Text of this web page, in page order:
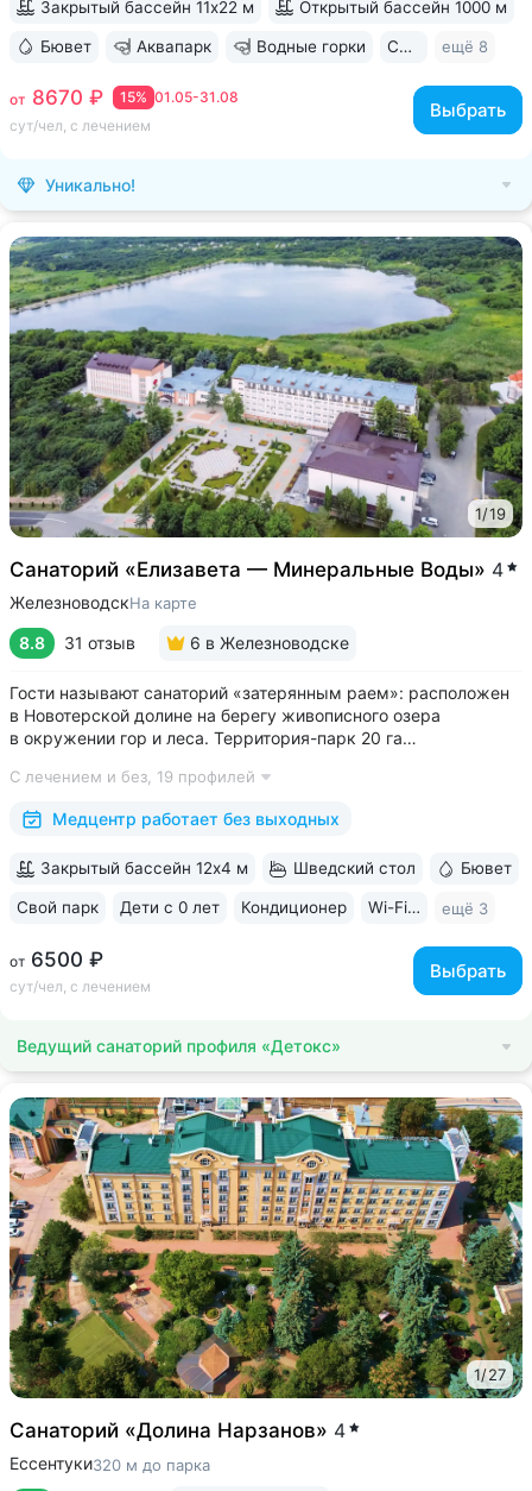
01.05-31.08
15%
от 8670 ₽
сут/чел, с лечением
Выбрать
Закрытый бассейн 11х22 м Открытый бассейн 1000 м
Бювет Аквапарк Водные горки Свой парк ещё 8
Уникально!
1/19
Cанаторий «Елизавета — Минеральные Воды» 4
ЖелезноводскНа карте
8.8 31 отзыв 6 в Железноводске
Гости называют санаторий «затерянным раем»: расположен
в Новотерской долине на берегу живописного озера
в окружении гор и леса. Территория-парк 20 га
живописным храмом «Нерушимая стена» • Обустроенная
набережная озера с зонами отдыха и...
С лечением и без, 19 профилей
Медцентр работает без выходных
от 6500 ₽
сут/чел, с лечением
Выбрать
Закрытый бассейн 12х4 м Шведский стол Бювет
Свой парк Дети с 0 лет Кондиционер Wi-Fi в номерах ещё 3
Ведущий санаторий профиля «Детокс»
1/27
Санаторий «Долина Нарзанов» 4
Ессентуки320 м до парка